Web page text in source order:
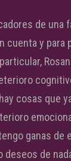
de una
cuenta y para
cosas que
ganas de
deseos de